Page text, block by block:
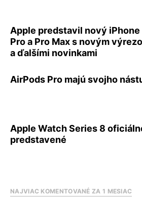
Apple predstavil nový iPhone
Pro a Pro Max s novým
a ďalšími novinkami
AirPods Pro majú svojho
Apple Watch Series 8
predstavené
NAJVIAC KOMENTOVANÉ ZA 1 MESIAC